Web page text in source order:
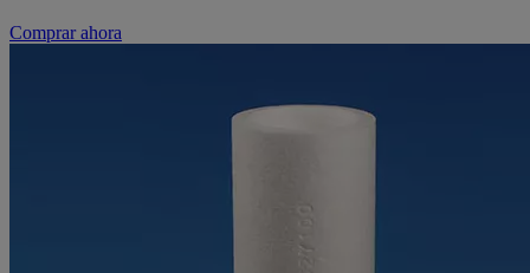
Comprar ahora